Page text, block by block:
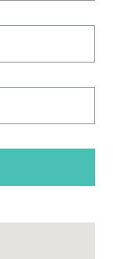
Wskazówki